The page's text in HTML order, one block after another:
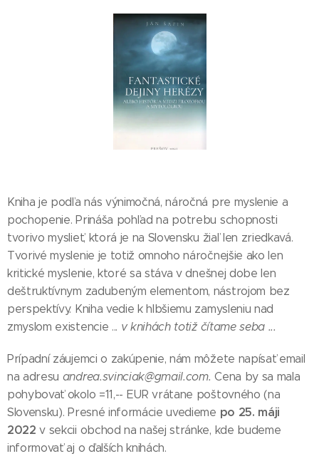
Kniha je podľa nás výnimočná, náročná pre myslenie a
pochopenie. Prináša pohľad na potrebu schopnosti
tvorivo myslieť, ktorá je na Slovensku žiaľ len zriedkavá.
Tvorivé myslenie je totiž omnoho náročnejšie ako len
kritické myslenie, ktoré sa stáva v dnešnej dobe len
deštruktívnym zadubeným elementom, nástrojom bez
perspektívy. Kniha vedie k hlbšiemu zamysleniu nad
zmyslom existencie ... v knihách totiž čítame seba ...
Prípadní záujemci o zakúpenie, nám môžete napísať email
na adresu andrea.svinciak@gmail.com. Cena by sa mala
pohybovať okolo =11,-- EUR vrátane poštovného (na
Slovensku). Presné informácie uvedieme po 25. máji
2022 v sekcii obchod na našej stránke, kde budeme
informovať aj o ďalších knihách.